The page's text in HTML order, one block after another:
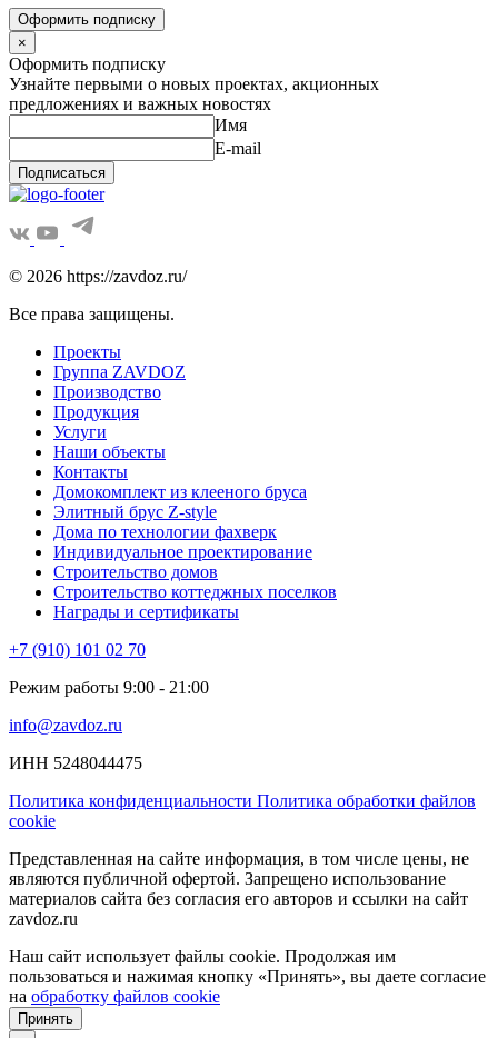
Оформить подписку
×
Оформить подписку
Узнайте первыми о новых проектах, акционных
предложениях и важных новостях
Имя
E-mail
Подписаться
© 2026 https://zavdoz.ru/
Все права защищены.
Проекты
Группа ZAVDOZ
Производство
Продукция
Услуги
Наши объекты
Контакты
Домокомплект из клееного бруса
Элитный брус Z-style
Дома по технологии фахверк
Индивидуальное проектирование
Строительство домов
Строительство коттеджных поселков
Награды и сертификаты
+7 (910) 101 02 70
Режим работы 9:00 - 21:00
info@zavdoz.ru
ИНН 5248044475
Политика конфиденциальности Политика обработки файлов
cookie
Представленная на сайте информация, в том числе цены, не
являются публичной офертой. Запрещено использование
материалов сайта без согласия его авторов и ссылки на сайт
zavdoz.ru
Наш сайт использует файлы cookie. Продолжая им
пользоваться и нажимая кнопку «Принять», вы даете согласие
на обработку файлов cookie
Принять